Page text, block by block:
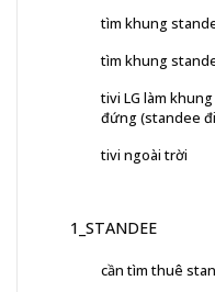
tìm khung
tìm khung
tivi LG làm
đứng (standee
tivi ngoài trời
1_STANDEE
cần tìm thuê